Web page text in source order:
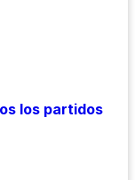
los partidos